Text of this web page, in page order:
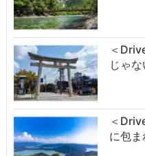
＜
じゃ
＜
に包